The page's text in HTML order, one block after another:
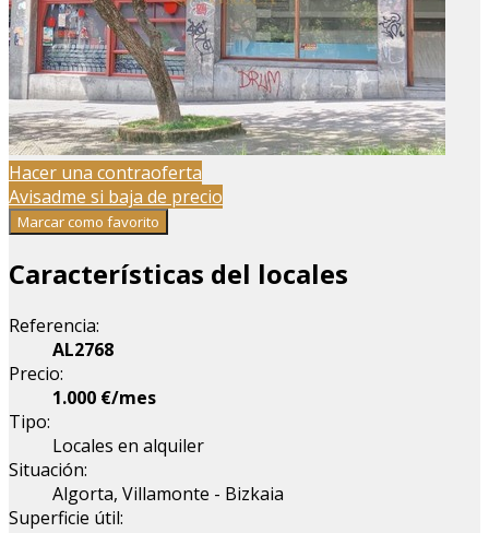
Hacer una contraoferta
Avisadme si baja de precio
Marcar como favorito
Características del locales
Referencia:
AL2768
Precio:
1.000 €/mes
Tipo:
Locales en alquiler
Situación:
Algorta, Villamonte - Bizkaia
Superficie útil: